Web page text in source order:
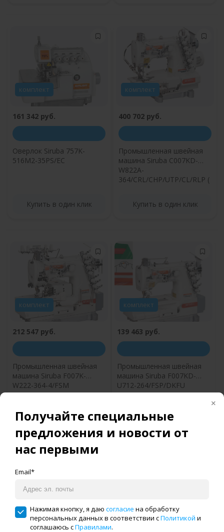
Получайте специальные
предложения и новости от
нас первыми
Email*
Нажимая кнопку, я даю согласие на обработку
персональных данных в соответствии сПолитикой и
соглашаюсь сПравилами.
комплект
161 342 руб.
Оверлок Siruba 757K-
516M2-35PS/EC
Купить в один клик
комплект
400 702 руб.
Промышленная швейная
машина Siruba C007KD-
W822A-
364/CRL/CHP/UTP/CL/RLP (
Купить в один клик
комплект
212 547 руб.
Промышленная швейная
машина Siruba F007K-
W222-364-4/FSM
Купить в один клик
комплект
139 463 руб.
Промышленная швейная
машина Siruba F007KD-
U712-264/FSP/DKFU
Купить в один клик
комплект комплект